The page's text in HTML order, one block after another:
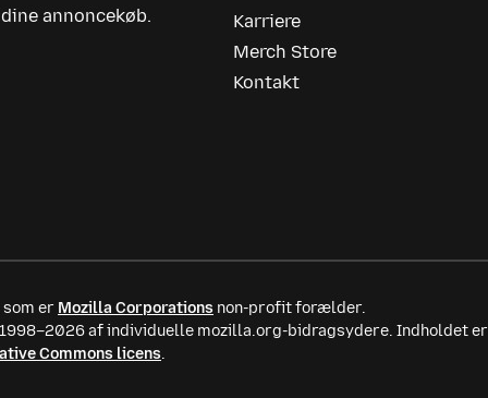
annoncekøb.
Karriere
Merch Store
Kontakt
som er Mozilla Corporations non-profit forælder.
af individuelle mozilla.org-bidragsydere. Indholdet er
Commons licens.